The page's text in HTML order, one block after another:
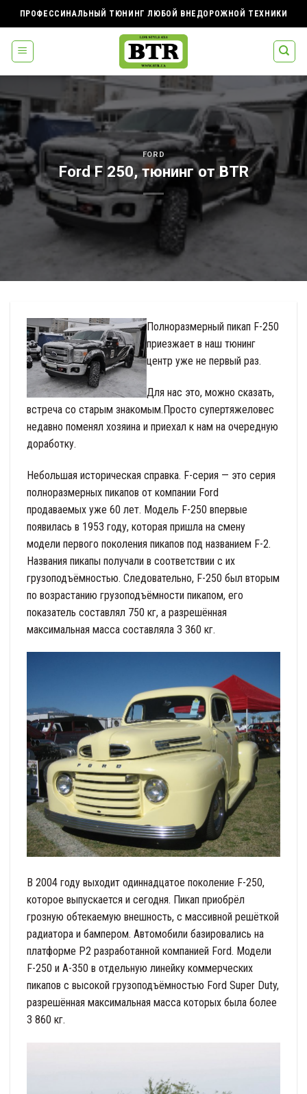
to
content
ПРОФЕССИНАЛЬНЫЙ ТЮНИНГ ЛЮБОЙ ВНЕДОРОЖНОЙ ТЕХНИКИ
FORD
Ford F 250, тюнинг от BTR
Полноразмерный пикап F-250
приезжает в наш тюнинг
центр уже не первый раз.
Для нас это, можно сказать,
встреча со старым знакомым.Просто супертяжеловес
недавно поменял хозяина и приехал к нам на очередную
доработку.
Небольшая историческая справка. F-серия — это серия
полноразмерных пикапов от компании Ford
продаваемых уже 60 лет. Модель F-250 впервые
появилась в 1953 году, которая пришла на смену
модели первого поколения пикапов под названием F-2.
Названия пикапы получали в соответствии с их
грузоподъёмностью. Следовательно, F-250 был вторым
по возрастанию грузоподъёмности пикапом, его
показатель составлял 750 кг, а разрешённая
максимальная масса составляла 3 360 кг.
В 2004 году выходит одиннадцатое поколение F-250,
которое выпускается и сегодня. Пикап приобрёл
грозную обтекаемую внешность, с массивной решёткой
радиатора и бампером. Автомобили базировались на
платформе P2 разработанной компанией Ford. Модели
F-250 и А-350 в отдельную линейку коммерческих
пикапов с высокой грузоподъёмностью Ford Super Duty,
разрешённая максимальная масса которых была более
3 860 кг.